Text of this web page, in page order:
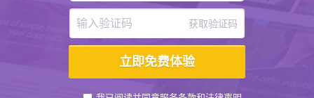
获取验证码